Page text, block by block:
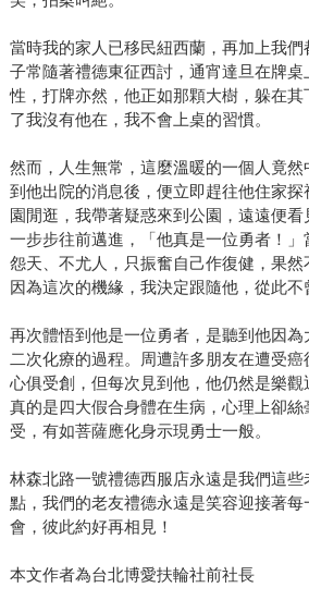
當時我的家人已移民紐西蘭，再加上我們
子常隨著禮德東征西討，通宵達旦在牌
性，打牌亦然，他正如那顆大樹，躲在
了我沒有他在，我不會上桌的習慣。
然而，人生無常，這麼溫暖的一個人竟
到他出院的消息後，便立即趕往他住家
園閒逛，我帶著疑惑來到公園，遠遠便
一步步往前邁進，「他真是一位勇者！
怨天、不尤人，只振奮自己作復健，果然
因為這次的機緣，我決定跟隨他，從此不
再次體悟到他是一位勇者，是聽到他因
二次化療的過程。周遭許多朋友在遭受
心俱受創，但每次見到他，他仍然是樂觀
真的是四大假合身體在生病，心理上卻
受，有如菩薩應化身示現勇士一般。
林森北路一號禮德西服店永遠是我們這
點，我們的老友禮德永遠是笑容迎接著
會，彼此約好再相見！
本文作者為台北博愛扶輪社前社長